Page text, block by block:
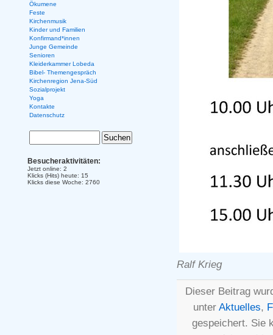
Ralf Krieg
Dieser Beitrag
unter Aktuelles,
gespeichert. Sie
Ökumene
Feste
Kirchenmusik
Kinder und Familien
Konfirmand*innen
Junge Gemeinde
Senioren
Kleiderkammer Lobeda
Bibel- Themengespräch
Kirchenregion Jena-Süd
Sozialprojekt
Yoga
Kontakte
Datenschutz
Besucheraktivitäten:
Jetzt online: 2
Klicks (Hits) heute: 15
Klicks diese Woche: 2760